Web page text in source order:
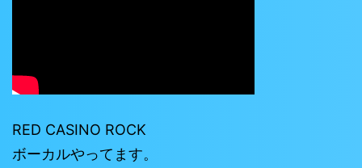
RED CASINO ROCK
ボーカルやってます。